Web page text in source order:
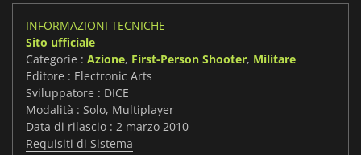
INFORMAZIONI TECNICHE
Sito ufficiale
Categorie : Azione, First-Person Shooter, Militare
Editore : Electronic Arts
Sviluppatore : DICE
Modalità : Solo, Multiplayer
Data di rilascio : 2 marzo 2010
Requisiti di Sistema